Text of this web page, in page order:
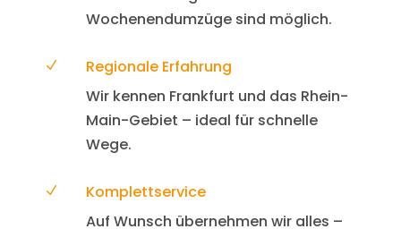
Wochenendumzüge sind möglich.
N
Regionale Erfahrung
Wir kennen Frankfurt und das Rhein-
Main-Gebiet – ideal für schnelle
Wege.
N
Komplettservice
Auf Wunsch übernehmen wir alles –